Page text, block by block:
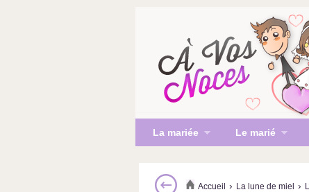
La mariée Le marié
Accueil › La lune de miel ›